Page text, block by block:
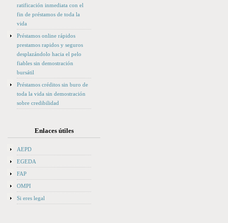
ratificación inmediata con el
fin de préstamos de toda la
vida
Préstamos online rápidos
prestamos rapidos y seguros
desplazándolo hacia el pelo
fiables sin demostración
bursátil
Préstamos créditos sin buro de
toda la vida sin demostración
sobre credibilidad
Enlaces útiles
AEPD
EGEDA
FAP
OMPI
Si eres legal